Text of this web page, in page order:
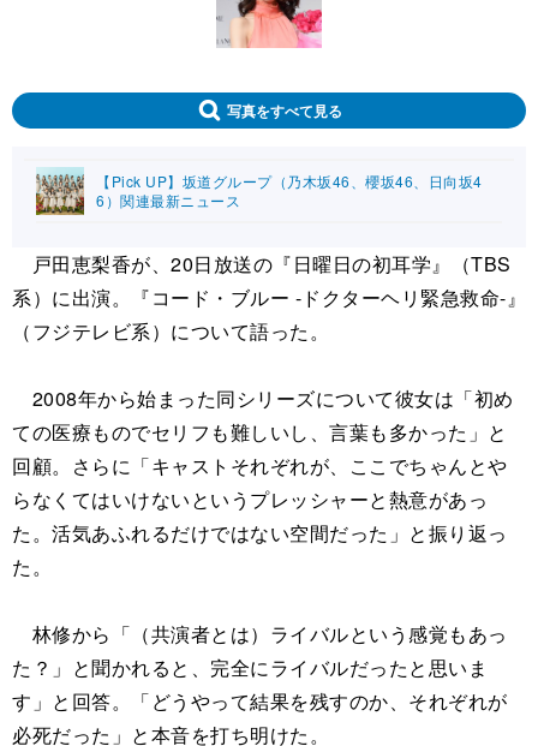
写真をすべて見る
【Pick UP】坂道グループ（乃木坂46、櫻坂46、日向坂4
6）関連最新ニュース
戸田恵梨香が、20日放送の『日曜日の初耳学』（TBS
系）に出演。『コード・ブルー -ドクターヘリ緊急救命-』
（フジテレビ系）について語った。
2008年から始まった同シリーズについて彼女は「初め
ての医療ものでセリフも難しいし、言葉も多かった」と
回顧。さらに「キャストそれぞれが、ここでちゃんとや
らなくてはいけないというプレッシャーと熱意があっ
た。活気あふれるだけではない空間だった」と振り返っ
た。
林修から「（共演者とは）ライバルという感覚もあっ
た？」と聞かれると、完全にライバルだったと思いま
す」と回答。「どうやって結果を残すのか、それぞれが
必死だった」と本音を打ち明けた。